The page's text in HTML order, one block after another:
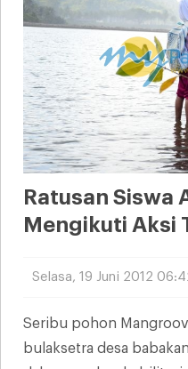
Ratusan Siswa
Mengikuti Aksi
Selasa, 19 Juni 2012
Seribu pohon
bulaksetra desa